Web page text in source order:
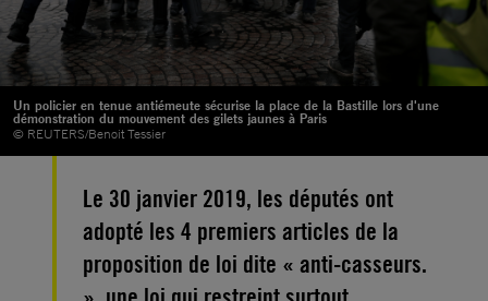
Un policier en tenue antiémeute sécurise la place de la Bastille lors d'une
démonstration du mouvement des gilets jaunes à Paris
© REUTERS/Benoit Tessier
Le 30 janvier 2019, les députés ont
adopté les 4 premiers articles de la
proposition de loi dite « anti-casseurs.